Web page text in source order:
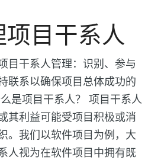
目干系人
目干系人管理：识别、参与
联系以确保项目总体成功的
是项目干系人？ 项目干系人
其利益可能受项目积极或消
。我们以软件项目为例，大
人视为在软件项目中拥有既